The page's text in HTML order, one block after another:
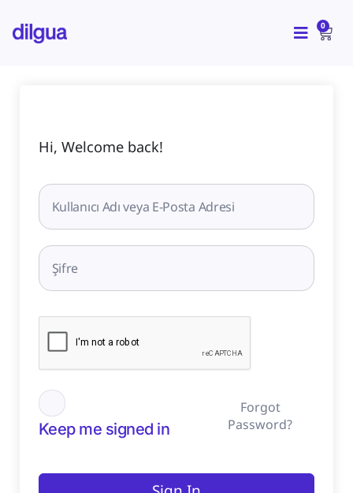
atla
0
Hi, Welcome back!
Keep me signed in
Forgot
Password?